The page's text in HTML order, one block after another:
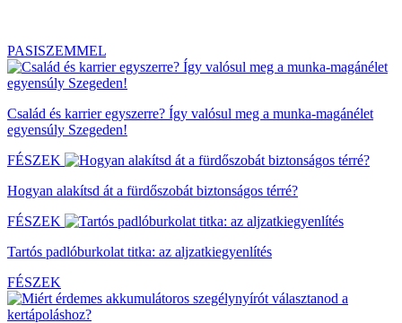
PASISZEMMEL
Család és karrier egyszerre? Így valósul meg a munka-magánélet
egyensúly Szegeden!
FÉSZEK
Hogyan alakítsd át a fürdőszobát biztonságos térré?
FÉSZEK
Tartós padlóburkolat titka: az aljzatkiegyenlítés
FÉSZEK